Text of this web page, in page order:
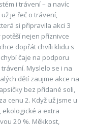
i trávení – a navíc
je řeč o trávení,
si připravila akci 3
nejen příznivce
dopřát chvíli klidu s
čaje na podporu
Myslelo se i na
dětí zaujme akce na
bez přidané soli,
cenu 2. Když už jsme u
ekologické a extra
20 %. Měkkost,